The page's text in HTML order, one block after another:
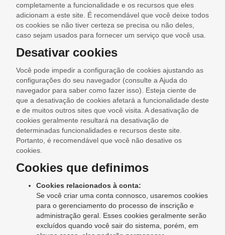
completamente a funcionalidade e os recursos que eles
adicionam a este site. É recomendável que você deixe todos
os cookies se não tiver certeza se precisa ou não deles,
caso sejam usados ​​para fornecer um serviço que você usa.
Desativar cookies
Você pode impedir a configuração de cookies ajustando as
configurações do seu navegador (consulte a Ajuda do
navegador para saber como fazer isso). Esteja ciente de
que a desativação de cookies afetará a funcionalidade deste
e de muitos outros sites que você visita. A desativação de
cookies geralmente resultará na desativação de
determinadas funcionalidades e recursos deste site.
Portanto, é recomendável que você não desative os
cookies.
Cookies que definimos
Cookies relacionados à conta:
Se você criar uma conta connosco, usaremos cookies
para o gerenciamento do processo de inscrição e
administração geral. Esses cookies geralmente serão
excluídos quando você sair do sistema, porém, em